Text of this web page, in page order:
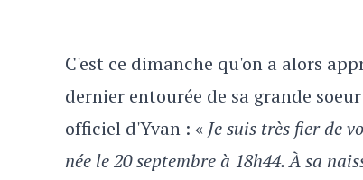
C'est ce dimanche qu'on a alors
dernier entourée de sa grande soeur
officiel d'Yvan : « Je suis très fier de
née le 20 septembre à 18h44. À sa